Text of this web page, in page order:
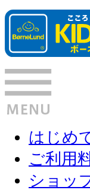
はじめ
ご利用
ショッ